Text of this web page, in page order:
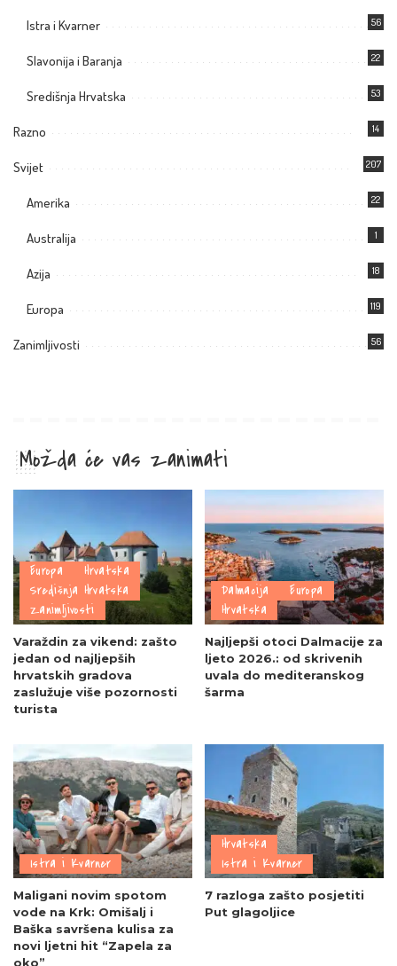
Istra i Kvarner 56
Slavonija i Baranja 22
Središnja Hrvatska 53
Razno 14
Svijet 207
Amerika 22
Australija 1
Azija 18
Europa 119
Zanimljivosti 56
Možda će vas zanimati
Europa
Hrvatska
Središnja Hrvatska
Zanimljivosti
Varaždin za vikend: zašto
jedan od najljepših
hrvatskih gradova
zaslužuje više pozornosti
turista
Dalmacija
Europa
Hrvatska
Najljepši otoci Dalmacije za
ljeto 2026.: od skrivenih
uvala do mediteranskog
šarma
Istra i Kvarner
Maligani novim spotom
vode na Krk: Omišalj i
Baška savršena kulisa za
novi ljetni hit “Zapela za
oko”
Hrvatska
Istra i Kvarner
7 razloga zašto posjetiti
Put glagoljice